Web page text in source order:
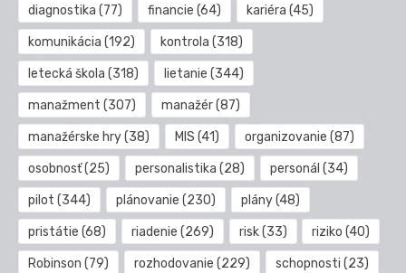
diagnostika (77) financie (64) kariéra (45)
komunikácia (192) kontrola (318)
letecká škola (318) lietanie (344)
manažment (307) manažér(87)
manažérske hry(38) MIS (41) organizovanie (87)
osobnosť(25) personalistika (28) personál (34)
pilot (344) plánovanie (230) plány(48)
pristátie (68) riadenie (269) risk(33) riziko (40)
Robinson (79) rozhodovanie (229) schopnosti (23)